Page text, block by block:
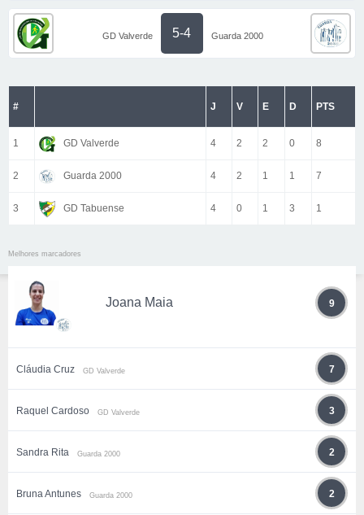
GD Valverde 5-4 Guarda 2000
# J V E D PTS
1 GD Valverde 4 2 2 0 8
2 Guarda 2000 4 2 1 1 7
3 GD Tabuense 4 0 1 3 1
Melhores marcadores
Joana Maia 9
Cláudia Cruz GD Valverde 7
Raquel Cardoso GD Valverde 3
Sandra Rita Guarda 2000 2
Bruna Antunes Guarda 2000 2